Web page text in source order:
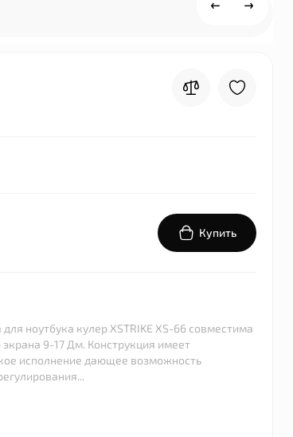
Купить
ноутбука кулер XSTRIKE XS-66 совместима
9-17 Дм. Конструкция имеет
исполнение дающее возможность